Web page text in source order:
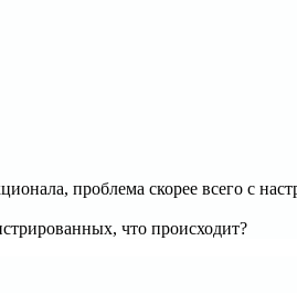
проблема скорее всего с
что происходит?